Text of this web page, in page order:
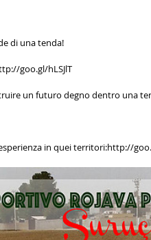
di una tenda!
goo.gl/hLSJlT
un futuro degno dentro una
in quei territori:http://